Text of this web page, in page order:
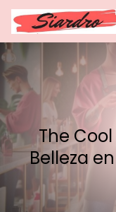
The
Belleza